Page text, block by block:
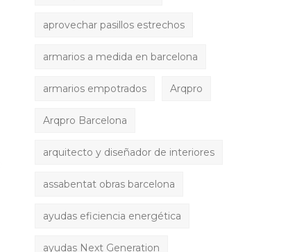
aprovechar pasillos estrechos
armarios a medida en barcelona
armarios empotrados Arqpro
Arqpro Barcelona
arquitecto y diseñador de interiores
assabentat obras barcelona
ayudas eficiencia energética
ayudas Next Generation